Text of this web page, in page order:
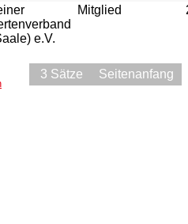
e.V.
Mitglied
3 Sätze Seitenanfang